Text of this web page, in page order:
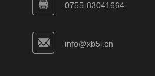
0755-83041664
info@xb5j.cn